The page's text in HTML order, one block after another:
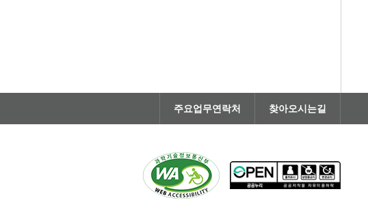
주요업무연락처 찾아오시는길